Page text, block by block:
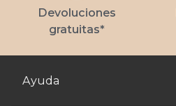
Devoluciones
gratuitas*
Ayuda